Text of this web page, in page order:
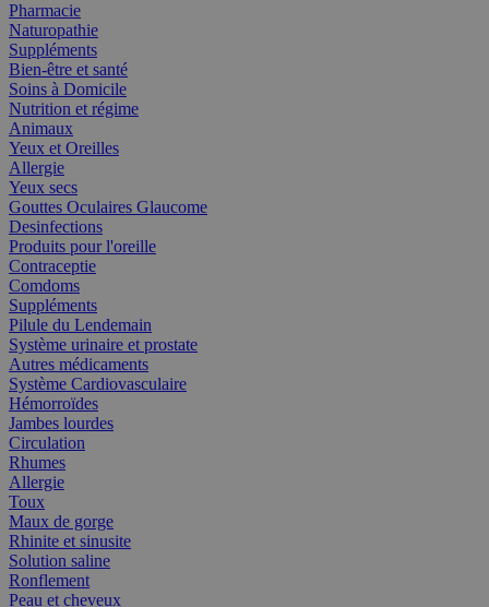
Pharmacie
Naturopathie
Suppléments
Bien-être et santé
Soins à Domicile
Nutrition et régime
Animaux
Yeux et Oreilles
Allergie
Yeux secs
Gouttes Oculaires Glaucome
Desinfections
Produits pour l'oreille
Contraceptie
Comdoms
Suppléments
Pilule du Lendemain
Système urinaire et prostate
Autres médicaments
Système Cardiovasculaire
Hémorroïdes
Jambes lourdes
Circulation
Rhumes
Allergie
Toux
Maux de gorge
Rhinite et sinusite
Solution saline
Ronflement
Peau et cheveux